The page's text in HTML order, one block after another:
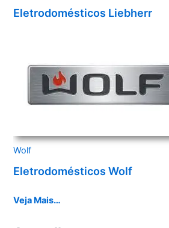
Eletrodomésticos Liebherr
Wolf
Eletrodomésticos Wolf
Veja Mais…